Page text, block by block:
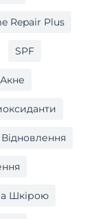
Repair Plus
SPF
Акне
Відновлення
Шкірою